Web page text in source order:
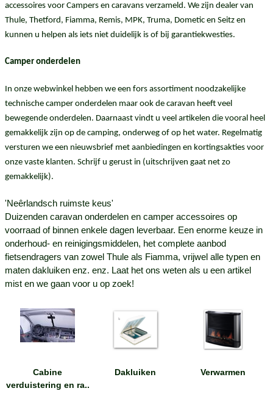
accessoires voor Campers en caravans verzameld. We zijn dealer van
Thule, Thetford, Fiamma, Remis, MPK, Truma, Dometic en Seitz en
kunnen u helpen als iets niet duidelijk is of bij garantiekwesties.
Camper onderdelen
In onze webwinkel hebben we een fors assortiment noodzakelijke
technische camper onderdelen maar ook de caravan heeft veel
bewegende onderdelen. Daarnaast vindt u veel artikelen die vooral heel
gemakkelijk zijn op de camping, onderweg of op het water. Regelmatig
versturen we een nieuwsbrief met aanbiedingen en kortingsakties voor
onze vaste klanten. Schrijf u gerust in (uitschrijven gaat net zo
gemakkelijk).
'Neêrlandsch ruimste keus'
Duizenden caravan onderdelen en camper accessoires op
voorraad of binnen enkele dagen leverbaar. Een enorme keuze in
onderhoud- en reinigingsmiddelen, het complete aanbod
fietsendragers van zowel Thule als Fiamma, vrijwel alle typen en
maten dakluiken enz. enz. Laat het ons weten als u een artikel
mist en we gaan voor u op zoek!
Cabine
verduistering en ra..
Dakluiken Verwarmen